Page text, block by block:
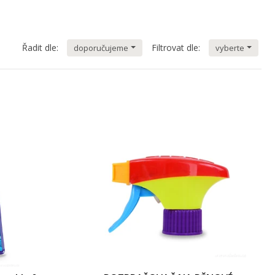
Řadit dle: doporučujeme Filtrovat dle: vyberte